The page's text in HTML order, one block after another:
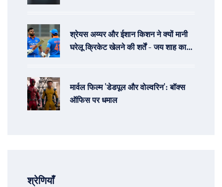
श्रेयस अय्यर और ईशान किशन ने क्यों मानी
घरेलू क्रिकेट खेलने की शर्तें - जय शाह का
मार्वल फिल्म 'डेडपूल और वोल्वरिन': बॉक्स
ऑफिस पर धमाल
श्रेणियाँ